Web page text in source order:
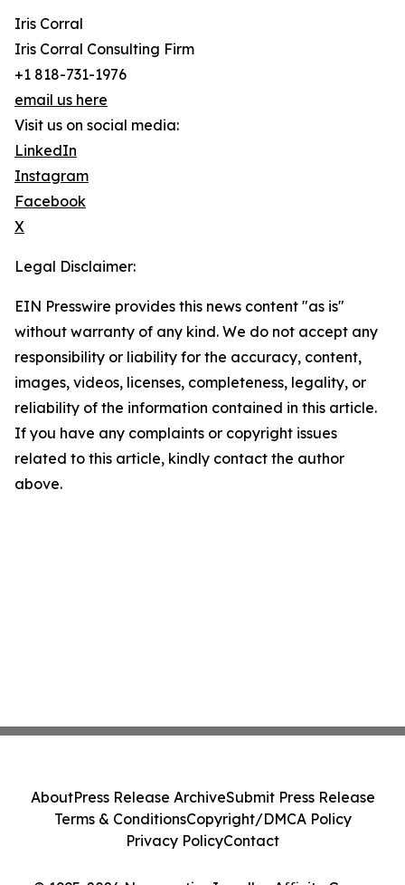
Iris Corral
Iris Corral Consulting Firm
+1 818-731-1976
email us here
Visit us on social media:
LinkedIn
Instagram
Facebook
X
Legal Disclaimer:
EIN Presswire provides this news content "as is"
without warranty of any kind. We do not accept any
responsibility or liability for the accuracy, content,
images, videos, licenses, completeness, legality, or
reliability of the information contained in this article.
If you have any complaints or copyright issues
related to this article, kindly contact the author
above.
AboutPress Release ArchiveSubmit Press Release
Terms & ConditionsCopyright/DMCA Policy
Privacy PolicyContact